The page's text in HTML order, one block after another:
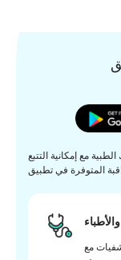
مع إمكانية التتبع
مع